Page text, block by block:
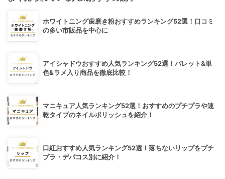
ホワイトニング歯磨き粉おすすめランキング52選！口コミ
の多い市販品を中心に
アイシャドウおすすめ人気ランキング52選！パレット&単
色&ラメ入り商品を徹底比較！
マニキュア人気ランキング52選！おすすめのプチプラや速
乾タイプのネイルポリッシュを紹介！
口紅おすすめ人気ランキング52選！落ちないリップをプチ
プラ・デパコス別に紹介！